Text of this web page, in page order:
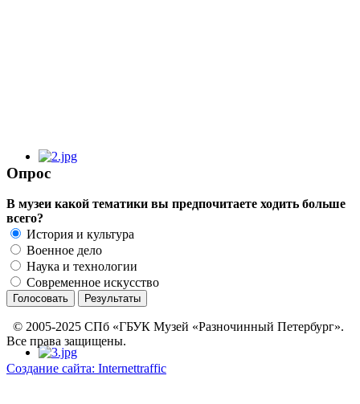
Опрос
В музеи какой тематики вы предпочитаете ходить больше
всего?
История и культура
Военное дело
Наука и технологии
Современное искусство
© 2005-2025 СПб «ГБУК Музей «Разночинный Петербург».
Все права защищены.
Создание сайта: Internettraffic